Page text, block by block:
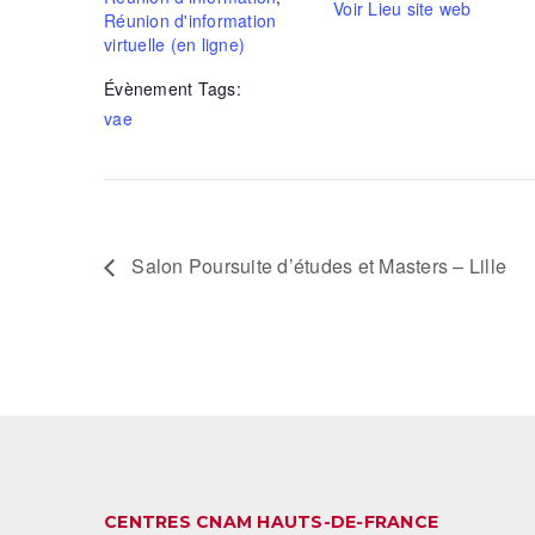
Réunion d'information
virtuelle (en ligne)
Évènement Tags:
vae
Voir Lieu site web
Salon Poursuite d’études et Masters – Lille
CENTRES CNAM HAUTS-DE-FRANCE